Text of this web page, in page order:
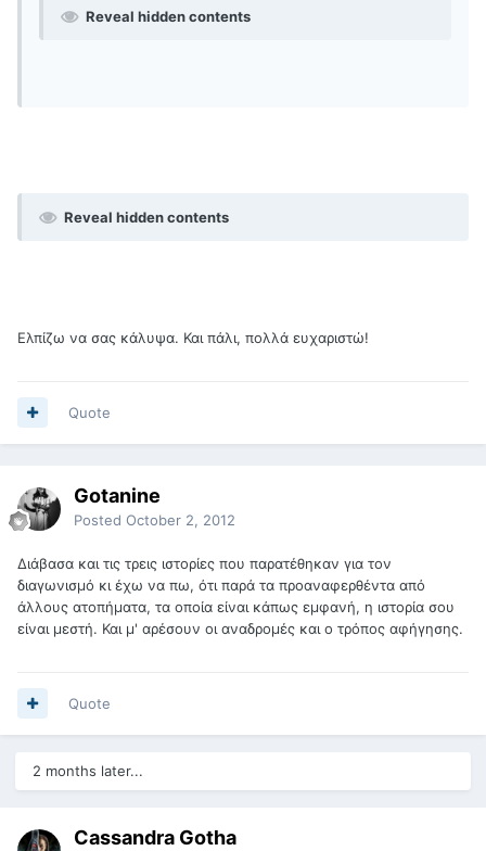
Reveal hidden contents
Reveal hidden contents
Ελπίζω να σας κάλυψα. Και πάλι, πολλά ευχαριστώ!
Quote
Gotanine
Posted October 2, 2012
Διάβασα και τις τρεις ιστορίες που παρατέθηκαν για τον
διαγωνισμό κι έχω να πω, ότι παρά τα προαναφερθέντα από
άλλους ατοπήματα, τα οποία είναι κάπως εμφανή, η ιστορία σου
είναι μεστή. Και μ' αρέσουν οι αναδρομές και ο τρόπος αφήγησης.
Quote
2 months later...
Cassandra Gotha